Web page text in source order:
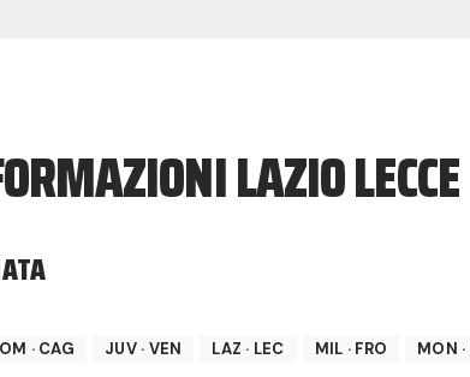
LAZIO LECCE
· CAG JUV· VEN LAZ · LEC MIL · FRO MON ·